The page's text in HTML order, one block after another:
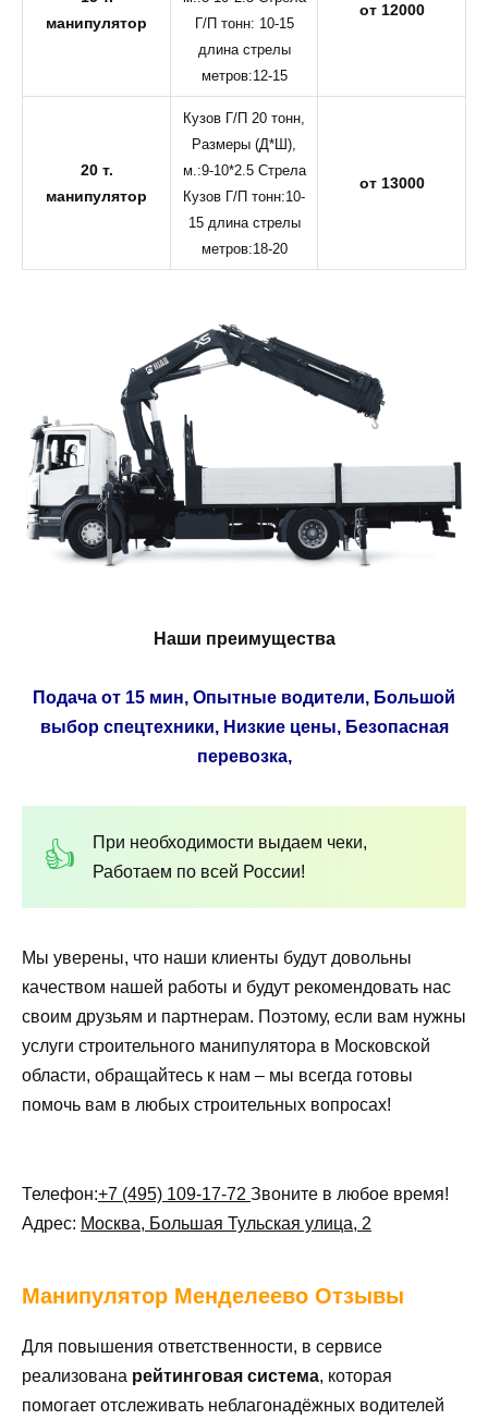
манипулятор
Г/П тонн: 10-15
длина стрелы
метров:12-15
от 12000
20 т.
манипулятор
Кузов Г/П 20 тонн,
Размеры (Д*Ш),
м.:9-10*2.5 Стрела
Кузов Г/П тонн:10-
15 длина стрелы
метров:18-20
от 13000
Наши преимущества
Подача от 15 мин, Опытные водители, Большой
выбор спецтехники, Низкие цены, Безопасная
перевозка,
При необходимости выдаем чеки,
Работаем по всей России!
Мы уверены, что наши клиенты будут довольны
качеством нашей работы и будут рекомендовать нас
своим друзьям и партнерам. Поэтому, если вам нужны
услуги строительного манипулятора в Московской
области, обращайтесь к нам – мы всегда готовы
помочь вам в любых строительных вопросах!
Телефон:+7 (495) 109-17-72 Звоните в любое время!
Адрес: Москва, Большая Тульская улица, 2
Манипулятор Менделеево Отзывы
Для повышения ответственности, в сервисе
реализована рейтинговая система, которая
помогает отслеживать неблагонадёжных водителей